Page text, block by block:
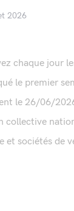
2026
chaque jour
le premier
le 26/06/
collective
et sociétés de